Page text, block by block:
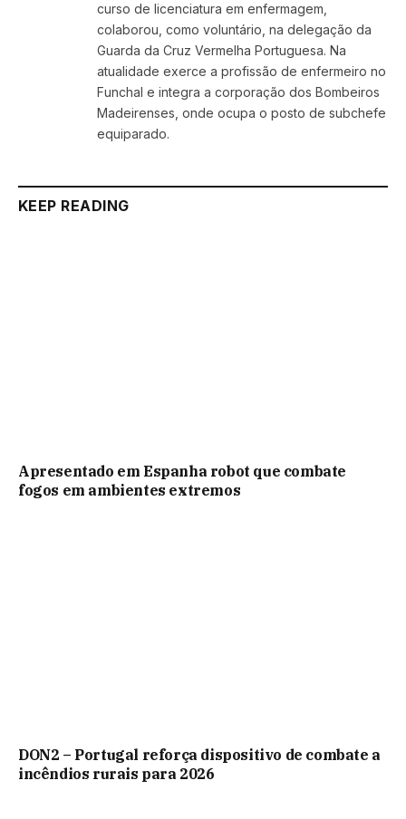
curso de licenciatura em enfermagem,
colaborou, como voluntário, na delegação da
Guarda da Cruz Vermelha Portuguesa. Na
atualidade exerce a profissão de enfermeiro no
Funchal e integra a corporação dos Bombeiros
Madeirenses, onde ocupa o posto de subchefe
equiparado.
KEEP READING
Apresentado em Espanha robot que combate
fogos em ambientes extremos
DON2 – Portugal reforça dispositivo de combate a
incêndios rurais para 2026